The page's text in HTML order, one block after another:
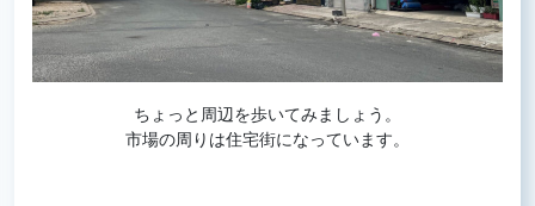
ちょっと周辺を歩いてみましょう。
市場の周りは住宅街になっています。